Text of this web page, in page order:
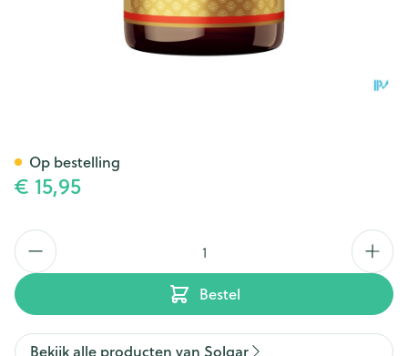
€ 15,95
Aantal
Bestel
Op bestelling
Bekijk alle producten van Solgar